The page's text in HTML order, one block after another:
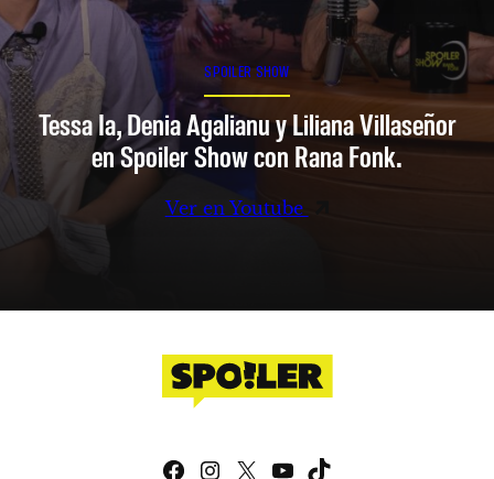
SPOILER SHOW
Tessa Ia, Denia Agalianu y Liliana Villaseñor
en Spoiler Show con Rana Fonk.
Ver en Youtube
Facebook
Instagram
X YouTube